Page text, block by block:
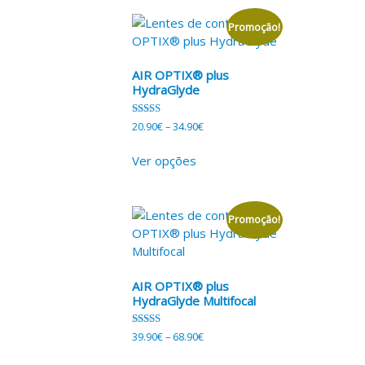
Promoção!
AIR OPTIX® plus
HydraGlyde
Avaliação
5.00
20.90€–34.90€
Ver opções
Promoção!
AIR OPTIX® plus
HydraGlyde Multifocal
Avaliação
5.00
39.90€– 68.90€